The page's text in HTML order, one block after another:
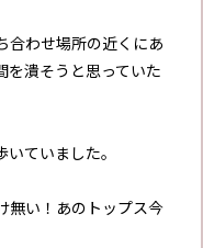
合わせ場所の近くにあ
を潰そうと思っていた
ていました。
無い！あのトップス今